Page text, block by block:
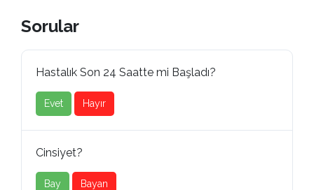
Sorular
Hastalık Son 24 Saatte mi Başladı?
Evet Hayır
Cinsiyet?
Bay Bayan